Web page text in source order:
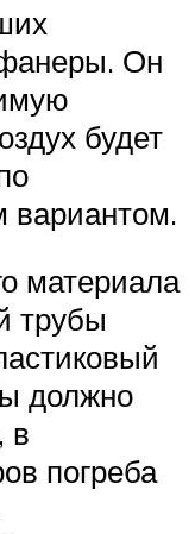
Он
будет
вариантом.
материала
трубы
должно
в
погреба